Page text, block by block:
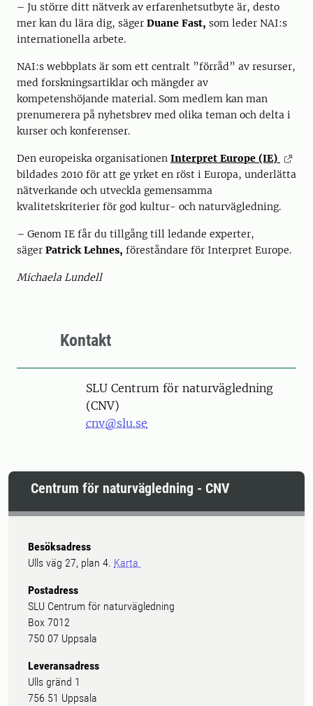
– Ju större ditt nätverk av erfarenhetsutbyte är, desto
mer kan du lära dig, säger Duane Fast, som leder NAI:s
internationella arbete.
NAI:s webbplats är som ett centralt ”förråd” av resurser,
med forskningsartiklar och mängder av
kompetenshöjande material. Som medlem kan man
prenumerera på nyhetsbrev med olika teman och delta i
kurser och konferenser.
Den europeiska organisationen Interpret Europe (IE)
bildades 2010 för att ge yrket en röst i Europa, underlätta
nätverkande och utveckla gemensamma
kvalitetskriterier för god kultur- och naturvägledning.
– Genom IE får du tillgång till ledande experter,
säger Patrick Lehnes, föreståndare för Interpret Europe.
Michaela Lundell
Kontakt
SLU Centrum för naturvägledning
(CNV)
cnv@slu.se
Centrum för naturvägledning - CNV
Besöksadress
Ulls väg 27, plan 4. Karta
Postadress
SLU Centrum för naturvägledning
Box 7012
750 07 Uppsala
Leveransadress
Ulls gränd 1
756 51 Uppsala